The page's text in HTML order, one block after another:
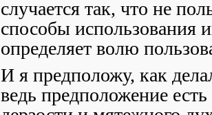
случается так, что не
способы использования
определяет волю
И я предположу, как
ведь предположение